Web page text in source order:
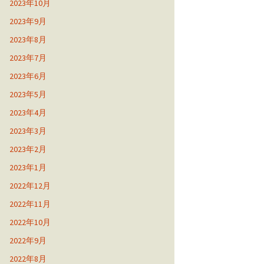
2023年10月
2023年9月
2023年8月
2023年7月
2023年6月
2023年5月
2023年4月
2023年3月
2023年2月
2023年1月
2022年12月
2022年11月
2022年10月
2022年9月
2022年8月